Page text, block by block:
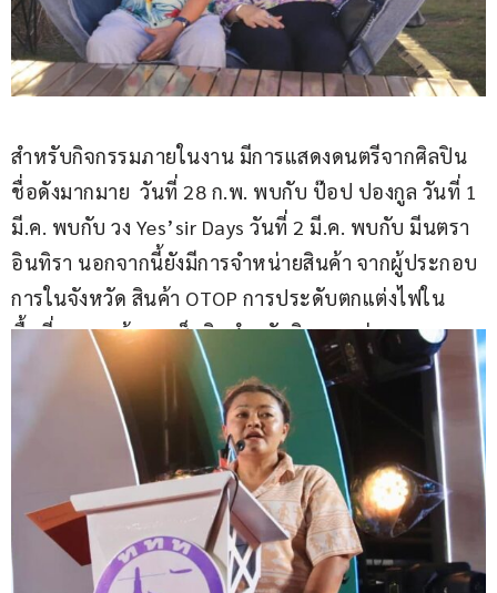
สำหรับกิจกรรมภายในงาน มีการแสดงดนตรีจากศิลปิน
ชื่อดังมากมาย  วันที่ 28 ก.พ. พบกับ ป๊อป ปองกูล วันที่ 1
มี.ค. พบกับ วง Yes’sir Days วันที่ 2 มี.ค. พบกับ มีนตรา
อินทิรา นอกจากนี้ยังมีการจำหน่ายสินค้า จากผู้ประกอบ
การในจังหวัด สินค้า OTOP การประดับตกแต่งไฟใน
พื้นที่ภูเขาหญ้า จุดเช็คอินสำหรับกิจกรรมถ่ายภาพ